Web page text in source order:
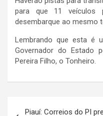
para que 11 veículos
desembarque ao mesmo
Lembrando que esta é
Governador do Estado
Pereira Filho, o Tonheiro.
Piauí: Correios do PI